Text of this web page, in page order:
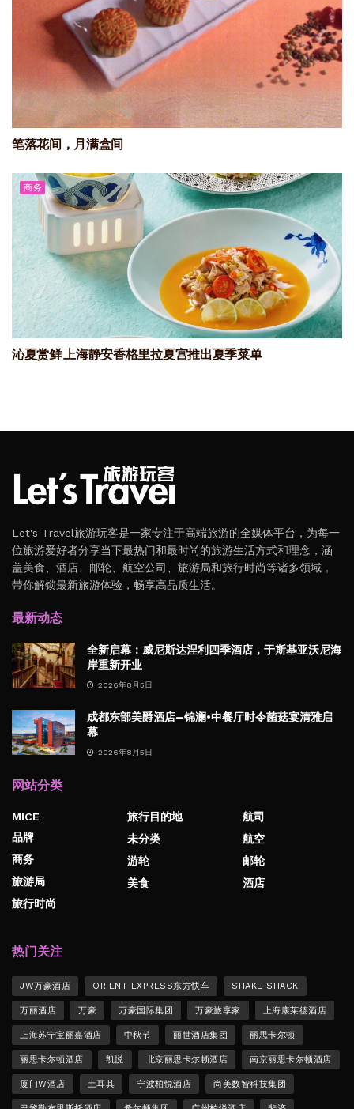
笔落花间，月满盒间
商务
沁夏赏鲜 上海静安香格里拉夏宫推出夏季菜单
Let's Travel旅游玩客是一家专注于高端旅游的全媒体平台，为每一
位旅游爱好者分享当下最热门和最时尚的旅游生活方式和理念，涵
盖美食、酒店、邮轮、航空公司、旅游局和旅行时尚等诸多领域，
带你解锁最新旅游体验，畅享高品质生活。
最新动态
全新启幕：威尼斯达涅利四季酒店，于斯基亚沃尼海
岸重新开业
2026年8月5日
成都东部美爵酒店—锦澜·中餐厅时令菌菇宴清雅启
幕
2026年8月5日
网站分类
MICE
品牌
商务
旅游局
旅行时尚
旅行目的地
未分类
游轮
美食
航司
航空
邮轮
酒店
热门关注
JW万豪酒店 ORIENT EXPRESS东方快车 SHAKE SHACK
万丽酒店 万豪 万豪国际集团 万豪旅享家 上海康莱德酒店
上海苏宁宝丽嘉酒店 中秋节 丽世酒店集团 丽思卡尔顿
丽思卡尔顿酒店 凯悦 北京丽思卡尔顿酒店 南京丽思卡尔顿酒店
厦门W酒店 土耳其 宁波柏悦酒店 尚美数智科技集团